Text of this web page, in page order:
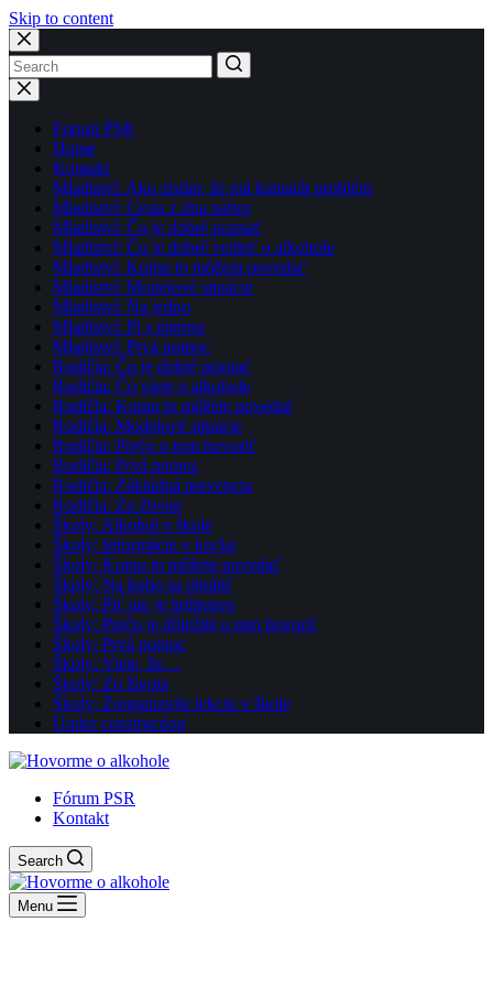
Skip to content
No
results
Forum PSR
Home
Kontakt
Mladiství: Ako zistím, že má kamarát problém
Mladiství: Cesta z dna nahor
Mladiství: Čo je dobré poznať
Mladiství: Čo je dobré vedieť o alkohole
Mladiství: Komu to môžem povedať
Mladiství: Modelové situácie
Mladiství: Na jedno
Mladiství: Pi s mierou
Mladiství: Prvá pomoc
Rodičia: Čo je dobré poznať
Rodičia: Čo viete o alkohole
Rodičia: Komu to môžete povedať
Rodičia: Modelové situácie
Rodičia: Prečo o tom hovoriť
Rodičia: Prvá pomoc
Rodičia: Základná prevencia
Rodičia: Zo života
Školy: Alkohol v škole
Školy: Informácie v kocke
Školy: Komu to môžete povedať
Školy: Na koho sa obrátiť
Školy: Piť nie je hrdinstvo
Školy: Prečo je dôležité o tom hovoriť
Školy: Prvá pomoc
Školy: Viete, že…
Školy: Zo života
Školy: Zorganizujte lekciu v škole
Under construction
Fórum PSR
Kontakt
Search
Menu